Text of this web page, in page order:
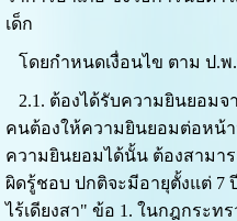
เด็ก
โดยกำหนดเงื่อนไข ตาม ป.พ
2.1. ต้องได้รับความยินยอมจ
คนต้องให้ความยินยอมต่อหน้า
ความยินยอมได้นั้น ต้องสามา
ผิดรู้ชอบ ปกติจะมีอายุตั้งแต่ 7
ไร้เดียงสา" ข้อ 1. ในกฎกระ